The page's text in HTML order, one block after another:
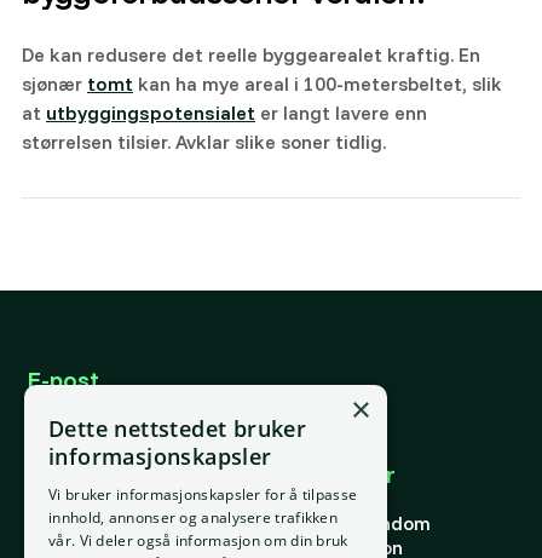
De kan redusere det reelle byggearealet kraftig. En
sjønær tomt kan ha mye areal i 100-metersbeltet, slik
at utbyggingspotensialet er langt lavere enn
størrelsen tilsier. Avklar slike soner tidlig.
E-post
Telefon
+47 924 36 973
Selskapet
Hjem
Om oss
Kontakt oss
Brukområder
Forstå eiendom
Finne riktig eiendom
Finn riktig person
×
Dette nettstedet bruker
informasjonskapsler
Vi bruker informasjonskapsler for å tilpasse
innhold, annonser og analysere trafikken
vår. Vi deler også informasjon om din bruk